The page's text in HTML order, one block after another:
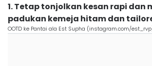
1. Tetap tonjolkan kesan rapi dan
padukan kemeja hitam dan
OOTD ke Pantai ala Est Supha (instagram.com/